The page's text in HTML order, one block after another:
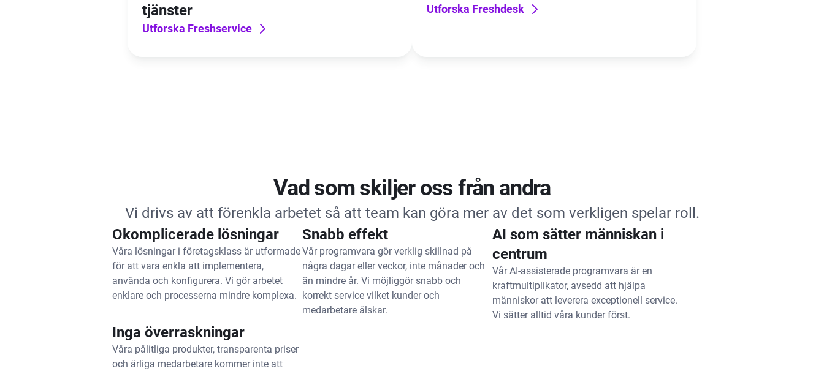
tjänster
Utforska Freshservice
Utforska Freshdesk
Vad som skiljer oss från andra
Vi drivs av att förenkla arbetet så att team kan göra mer av det som verkligen spelar roll.
Okomplicerade lösningar
Våra lösningar i företagsklass är utformade
för att vara enkla att implementera,
använda och konfigurera. Vi gör arbetet
enklare och processerna mindre komplexa.
Snabb effekt
Vår programvara gör verklig skillnad på
några dagar eller veckor, inte månader och
än mindre år. Vi möjliggör snabb och
korrekt service vilket kunder och
medarbetare älskar.
AI som sätter människan i
centrum
Vår AI-assisterade programvara är en
kraftmultiplikator, avsedd att hjälpa
människor att leverera exceptionell service.
Vi sätter alltid våra kunder först.
Inga överraskningar
Våra pålitliga produkter, transparenta priser
och ärliga medarbetare kommer inte att